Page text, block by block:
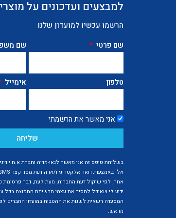
למבצעים ועדכונים על
הרשמו עכשיו למועדון שלנו
שם פרטי
שם
טלפון אימייל
אני מאשר את הרשמתי
שליחה
בשליחת טופס זה אני מאשר לגאו-מדיה וחברת א.ח.י
אחר, לפי שיקול דעת החברות, מעת לעת, דבר פרסומת
ידוע לי שאוכל להסיר את עצמי מרשימת התפוצה
המסעדה רשאית לשנות את ההטבות במועדון החברים
מראש.